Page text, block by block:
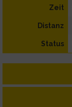
Zeit
Distanz
Status